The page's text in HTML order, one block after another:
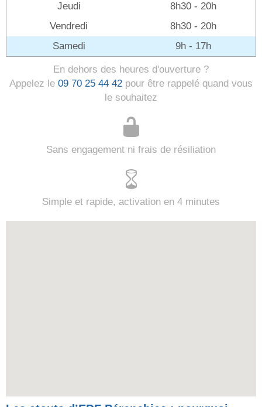
Jeudi
8h30 - 20h
Vendredi
8h30 - 20h
Samedi
9h - 17h
En dehors des heures d'ouverture ?
Appelez le 09 70 25 44 42 pour être rappelé quand vous
le souhaitez
Sans engagement ni frais de résiliation
Simple et rapide, activation en 4 minutes